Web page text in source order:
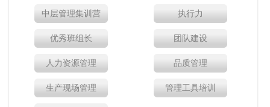
中层管理集训营 执行力
优秀班组长 团队建设
人力资源管理 品质管理
生产现场管理 管理工具培训